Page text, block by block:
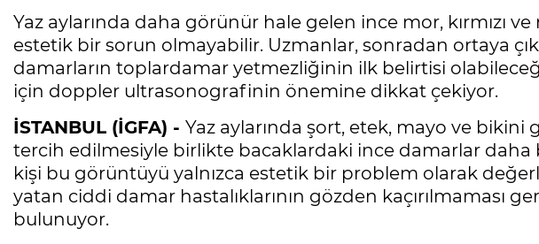
Yaz aylarında daha görünür hale gelen ince mor, kırmızı
estetik bir sorun olmayabilir. Uzmanlar, sonradan ortaya
damarların toplardamar yetmezliğinin ilk belirtisi
için doppler ultrasonografinin önemine dikkat çekiyor.
İSTANBUL (İGFA) - Yaz aylarında şort, etek, mayo ve bikini
tercih edilmesiyle birlikte bacaklardaki ince damarlar daha
kişi bu görüntüyü yalnızca estetik bir problem olarak
yatan ciddi damar hastalıklarının gözden kaçırılmaması
bulunuyor.